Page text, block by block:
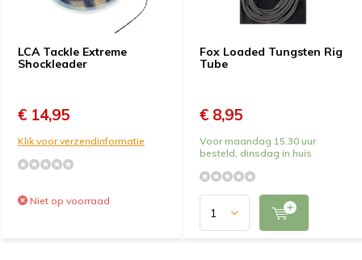
LCA Tackle Extreme
Shockleader
€ 14,95
Klik voor verzendinformatie
Niet op voorraad
Fox Loaded Tungsten Rig
Tube
€ 8,95
Voor maandag 15.30 uur
besteld, dinsdag in huis